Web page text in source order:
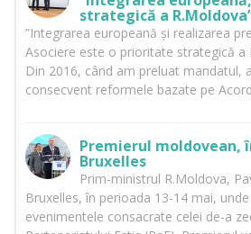
strategică a
”Integrarea europeană și realizarea
Asociere este o prioritate strategică a
Din 2016, când am preluat mandatul,
consecvent reformele bazate pe
Premierul moldovean,
Bruxelles
Prim-ministrul R.Moldova,
Bruxelles, în perioada 13-14 mai,
evenimentele consacrate celei de-a